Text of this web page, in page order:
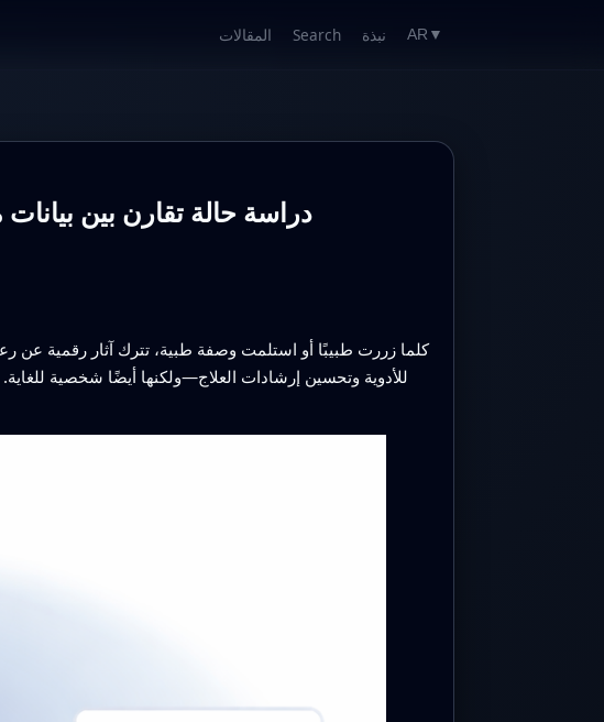
المقالات Search نبذة AR ▼
دراسة حالة تقارن بين
كلما زررت طبيبًا أو استلمت وصفة طبية، تترك آثار رقمية عن
للأدوية وتحسين إرشادات العلاج—ولكنها أيضًا شخصية